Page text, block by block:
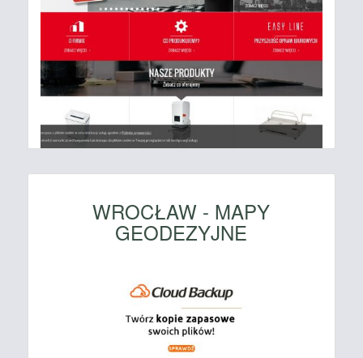
WROCŁAW - MAPY
GEODEZYJNE